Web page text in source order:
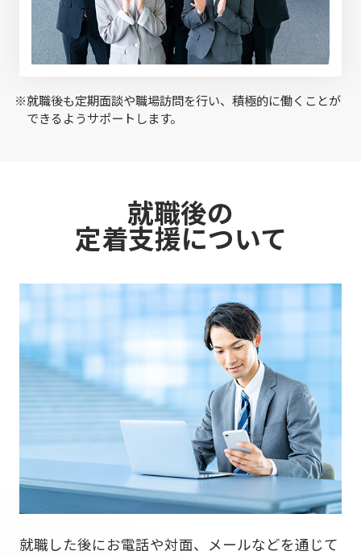
※就職後も定期面談や職場訪問を行い、積極的に働くことが
できるようサポートします。
就職後の
定着支援について
就職した後にお電話や対面、メールなどを通じて